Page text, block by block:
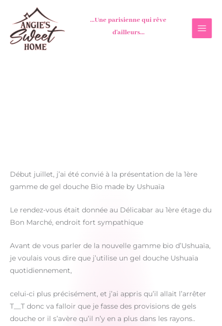
contenu
...Une parisienne qui rêve
d'ailleurs...
Début juillet, j’ai été convié à la présentation de la 1ère
gamme de gel douche Bio made by Ushuaïa
Le rendez-vous était donnée au Délicabar au 1ère étage du
Bon Marché, endroit fort sympathique
Avant de vous parler de la nouvelle gamme bio d’Ushuaïa,
je voulais vous dire que j’utilise un gel douche Ushuaïa
quotidiennement,
celui-ci plus précisément, et j’ai appris qu’il allait l’arrêter
T__T donc va falloir que je fasse des provisions de gels
douche or il s’avère qu’il n’y en a plus dans les rayons..